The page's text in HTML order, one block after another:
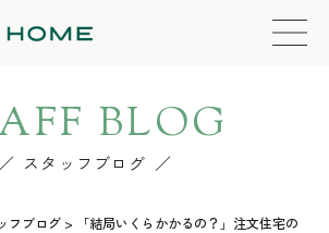
BLOG
スタッフブログ
フブログ >
「結局いくらかかるの？」注文住宅の